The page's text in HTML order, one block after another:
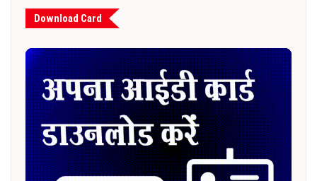
Download Card